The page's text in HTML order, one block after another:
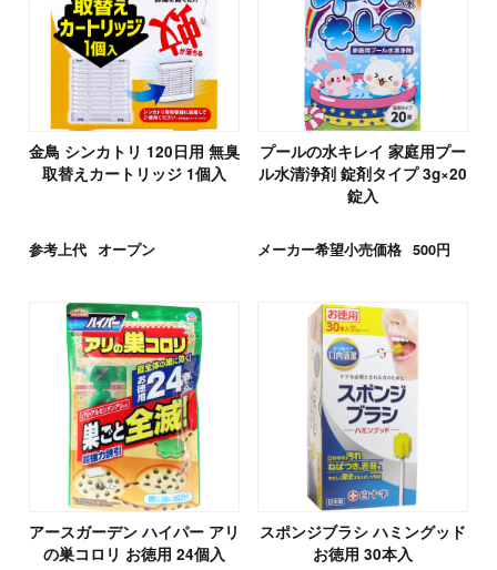
金鳥 シンカトリ 120日用 無臭
取替えカートリッジ 1個入
参考上代 オープン
プールの水キレイ 家庭用プー
ル水清浄剤 錠剤タイプ 3g×20
錠入
メーカー希望小売価格 500円
アースガーデン ハイパー アリ
の巣コロリ お徳用 24個入
スポンジブラシ ハミングッド
お徳用 30本入